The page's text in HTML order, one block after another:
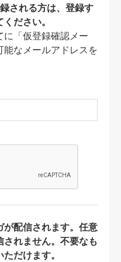
される方は、登録す
ださい。
に「仮登録確認メー
なメールアドレスを
配信されます。任意
れません。不要なも
だけます。